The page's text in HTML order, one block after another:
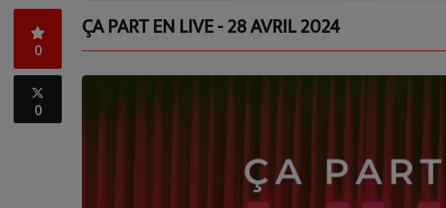
QUI SOMMES-NOUS ?
GRILLE DES PROGRAMMES
C'ÉTAIT QUOI CE TITRE ?
ÇA PART EN LIVE - 28 AVRIL 2024
0
0